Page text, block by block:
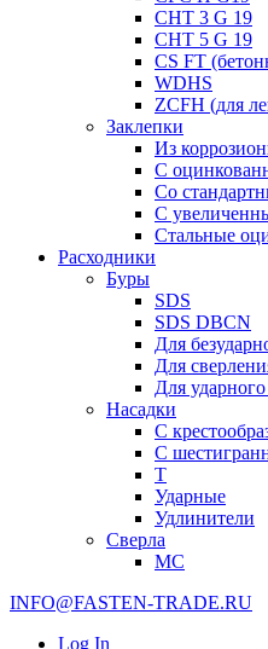
CHT 3 G 19
CHT 5 G 19
CS FT
WDHS
ZCFH (для
Заклепки
Из
С
Со
С
Стальные
Расходники
Буры
SDS
SDS DBCN
Для
Для
Для
Насадки
С
С
T
Ударные
Удлинители
Сверла
МС
INFO@FASTEN-TRADE.RU
Log In